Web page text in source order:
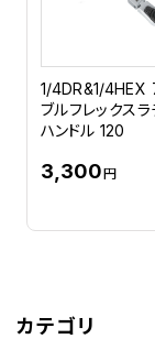
1/4DR&1/4HEX
ブルフレックスラ
ハンドル 120
3,300円
カテゴリ